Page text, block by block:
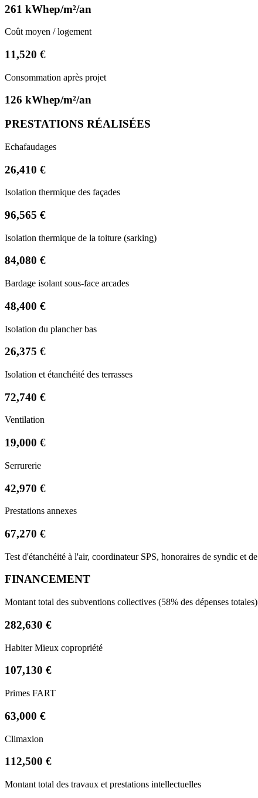
261 kWhep/m²/an
Coût moyen / logement
11,520 €
Consommation après projet
126 kWhep/m²/an
PRESTATIONS RÉALISÉES
Echafaudages
26,410 €
Isolation thermique des façades
96,565 €
Isolation thermique de la toiture (sarking)
84,080 €
Bardage isolant sous-face arcades
48,400 €
Isolation du plancher bas
26,375 €
Isolation et étanchéité des terrasses
72,740 €
Ventilation
19,000 €
Serrurerie
42,970 €
Prestations annexes
67,270 €
Test d'étanchéité à l'air, coordinateur SPS, honoraires de syndic et
FINANCEMENT
Montant total des subventions collectives (58% des dépenses totales)
282,630 €
Habiter Mieux copropriété
107,130 €
Primes FART
63,000 €
Climaxion
112,500 €
Montant total des travaux et prestations intellectuelles